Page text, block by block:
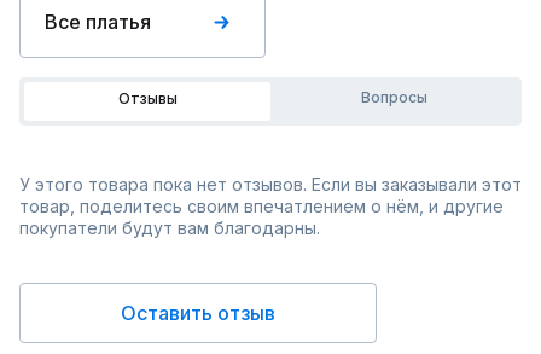
Все платья
Отзывы Вопросы
У этого товара пока нет отзывов. Если вы заказывали этот
товар, поделитесь своим впечатлением о нём, и другие
покупатели будут вам благодарны.
Оставить отзыв